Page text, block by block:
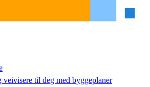
veivisere til deg med byggeplaner